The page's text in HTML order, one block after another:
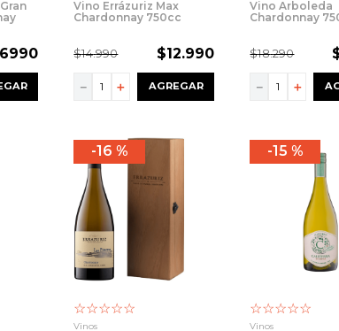
6990
Vino Errázuriz Max
Chardonnay 750cc
$14.990 $12.990
＋
－ AGREGAR
Vino Arboleda
Chardonnay
$18.290
＋
－
16 %
☆☆☆☆☆
Vinos
15 %
☆☆☆☆☆
Vinos